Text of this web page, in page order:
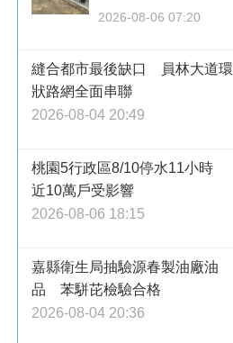
2026-08-06 07:20
縫合都市最後缺口 員林大道環
狀路網全面串聯
2026-08-04 20:49
桃園5行政區8/10停水11小時
近10萬戶受影響
2026-08-06 18:15
嘉縣衛生局抽驗源春製油廠油
品 苯駢芘檢驗合格
2026-08-04 20:36